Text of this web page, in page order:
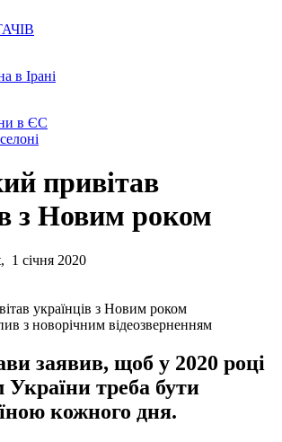
в Ірані
в ЄС
привітав
з Новим роком
1 січня 2020
з новорічним відеозверненням
заявив, щоб у 2020 році
треба бути
кожного дня.